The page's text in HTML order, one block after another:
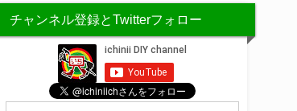
2020年8月30日
チャンネル登録とTwitterフォロー